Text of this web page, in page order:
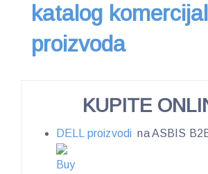
katalog
proizvoda
KUPITE
DELL proizvodi na ASBIS